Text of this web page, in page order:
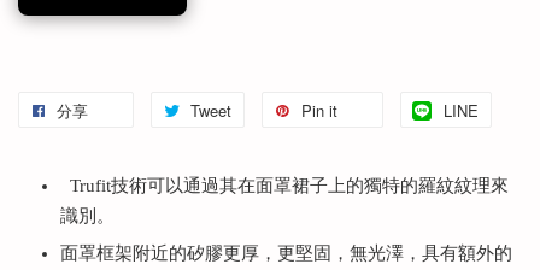
分享 Tweet Pin it LINE
Trufit技術可以通過其在面罩裙子上的獨特的羅紋紋理來
識別。
面罩框架附近的矽膠更厚，更堅固，無光澤，具有額外的